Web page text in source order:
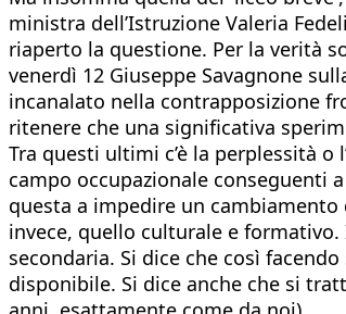
ministra dell’Istruzione Valeria
riaperto la questione. Per la verità
venerdì 12 Giuseppe Savagnone
incanalato nella contrapposizione
ritenere che una significativa
Tra questi ultimi c’è la perplessità
campo occupazionale conseguenti
questa a impedire un
invece, quello culturale e
secondaria. Si dice che così
disponibile. Si dice anche che si